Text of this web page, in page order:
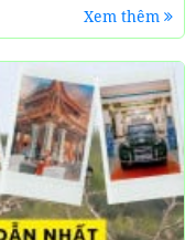
Xem thêm